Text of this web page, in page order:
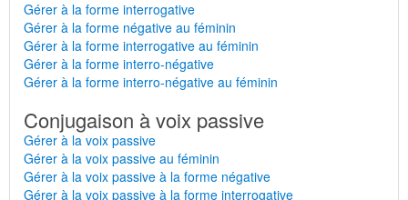
Gérer à la forme interrogative
Gérer à la forme négative au féminin
Gérer à la forme interrogative au féminin
Gérer à la forme interro-négative
Gérer à la forme interro-négative au féminin
Conjugaison à voix passive
Gérer à la voix passive
Gérer à la voix passive au féminin
Gérer à la voix passive à la forme négative
Gérer à la voix passive à la forme interrogative